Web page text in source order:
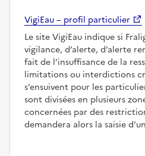
VigiEau – profil particulier
Le site VigiEau indique si
vigilance, d’alerte, d’alerte
fait de l’insuffisance de la
limitations ou interdictions
s’ensuivent pour les
sont divisées en plusieurs
concernées par des
demandera alors la saisie